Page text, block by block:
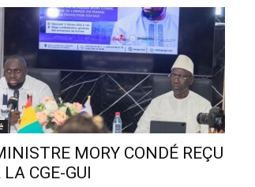
MORY CONDÉ REÇU
LA CGE-GUI